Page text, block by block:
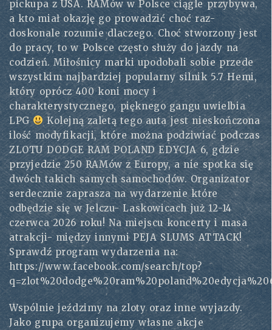
pickupa z USA. RAMów w Polsce ciągle przybywa,
a kto miał okazję go prowadzić choć raz-
doskonale rozumie dlaczego. Choć stworzony jest
do pracy, to w Polsce często służy do jazdy na
codzień. Miłośnicy marki upodobali sobie przede
wszystkim najbardziej popularny silnik 5.7 Hemi,
który oprócz 400 koni mocy i
charakterystycznego, pięknego gangu uwielbia
LPG
Kolejną zaletą tego auta jest nieskończona
ilość modyfikacji, które można podziwiać podczas
ZLOTU DODGE RAM POLAND EDYCJA 6, gdzie
przyjedzie 250 RAMów z Europy, a nie spotka się
dwóch takich samych samochodów. Organizator
serdecznie zaprasza na wydarzenie które
odbędzie się w Jelczu- Laskowicach już 12-14
czerwca 2026 roku! Na miejscu koncerty i masa
atrakcji- między innymi PEJA SLUMS ATTACK!
Sprawdź program wydarzenia na:
https://www.facebook.com/search/top?
Wspólnie jeździmy na zloty oraz inne wyjazdy.
Jako grupa organizujemy własne akcje